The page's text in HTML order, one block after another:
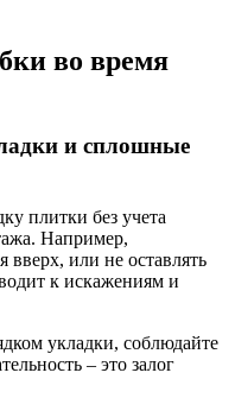
во время
и сплошные
плитки без учета
Например,
вверх, или не оставлять
к искажениям и
укладки, соблюдайте
– это залог